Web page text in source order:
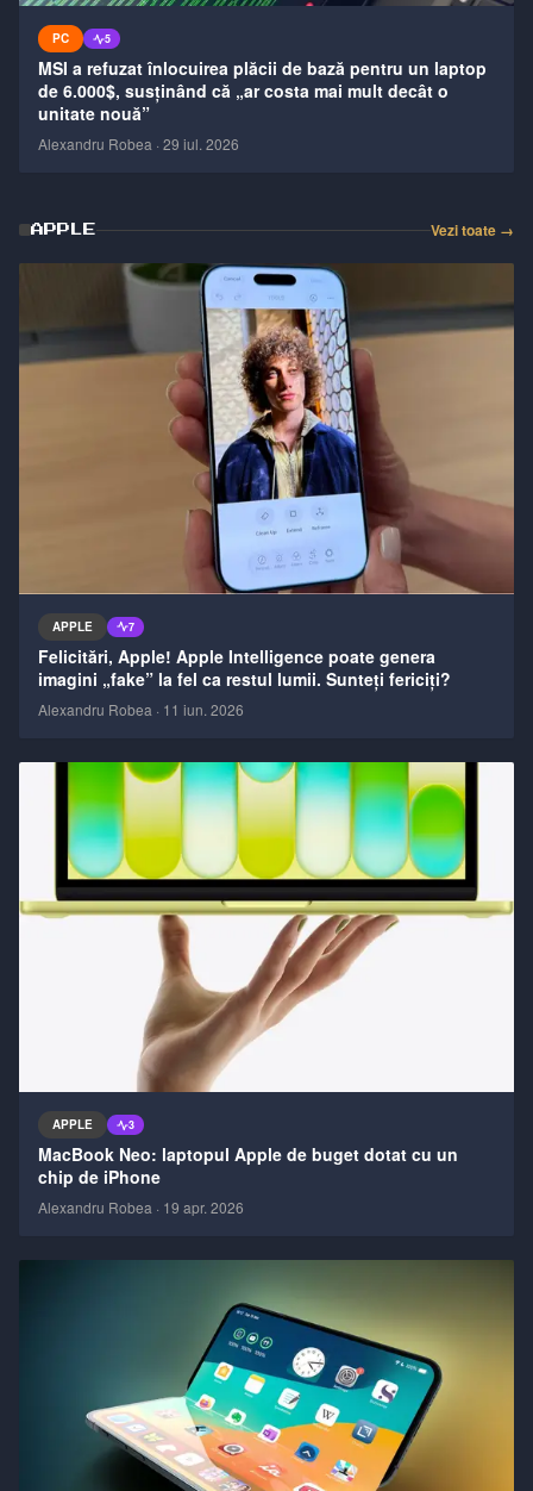
PC 5
MSI a refuzat înlocuirea plăcii de bază pentru un laptop
de 6.000$, susținând că „ar costa mai mult decât o
unitate nouă”
Alexandru Robea · 29 iul. 2026
APPLE Vezi toate →
APPLE 7
Felicitări, Apple! Apple Intelligence poate genera
imagini „fake” la fel ca restul lumii. Sunteți fericiți?
Alexandru Robea · 11 iun. 2026
APPLE 3
MacBook Neo: laptopul Apple de buget dotat cu un
chip de iPhone
Alexandru Robea · 19 apr. 2026